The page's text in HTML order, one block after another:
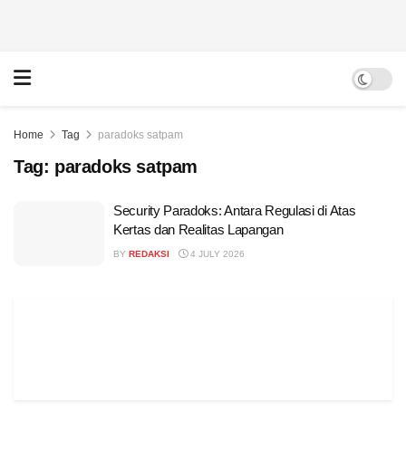
Home Tag paradoks satpam
Tag: paradoks satpam
Security Paradoks: Antara Regulasi di Atas
Kertas dan Realitas Lapangan
BY REDAKSI 4 JULY 2026